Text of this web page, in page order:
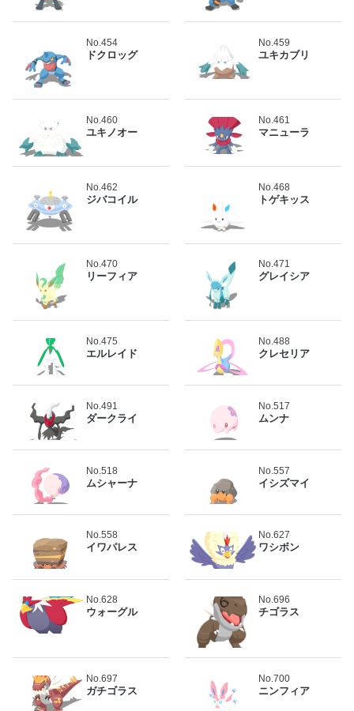
No.454
ドクロッグ
No.459
ユキカブリ
No.460
ユキノオー
No.461
マニューラ
No.462
ジバコイル
No.468
トゲキッス
No.470
リーフィア
No.471
グレイシア
No.475
エルレイド
No.488
クレセリア
No.491
ダークライ
No.517
ムンナ
No.518
ムシャーナ
No.557
イシズマイ
No.558
イワパレス
No.627
ワシボン
No.628
ウォーグル
No.696
チゴラス
No.697
ガチゴラス
No.700
ニンフィア